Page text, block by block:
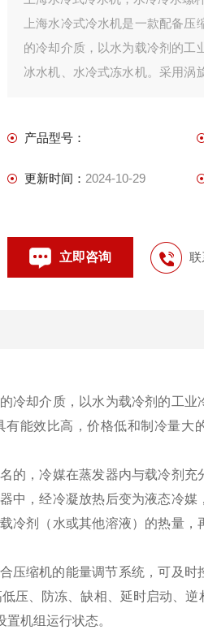
上海水冷式冷水机是一款配备
的冷却介质，以水为载冷剂的工
冰水机、水冷式冻水机。采用涡
有能效比高，价格低和制冷量
产品型号：
更新时间： 2024-10-29
立即咨询 联
冷却介质，以水为载冷剂的工
能效比高，价格低和制冷量大
的，冷媒在蒸发器内与载冷剂充
中，经冷凝放热后变为液态冷媒
冷剂（水或其他溶液）的热量，
压缩机的能量调节系统，可及
压、防冻、缺相、延时启动、
机组运行状态。